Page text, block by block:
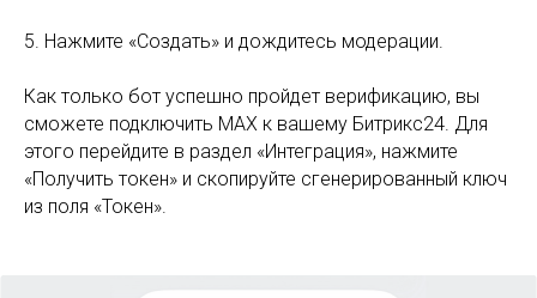
5. Нажмите «Создать» и дождитесь модерации.
Как только бот успешно пройдет верификацию, вы
сможете подключить MAX к вашему Битрикс24. Для
этого перейдите в раздел «Интеграция», нажмите
«Получить токен» и скопируйте сгенерированный ключ
из поля «Токен».